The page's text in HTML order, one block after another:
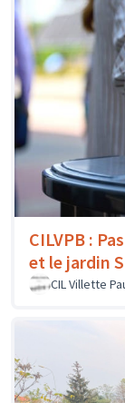
CILVPB :
et le jardin
CIL Villette